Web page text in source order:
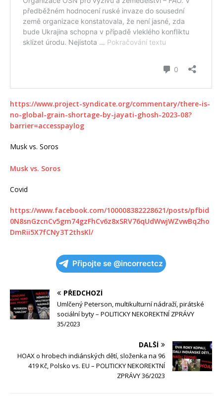
https://www.project-syndicate.org/commentary/there-is-
no-global-grain-shortage-by-jayati-ghosh-2023-08?
barrier=accesspaylog
Musk vs. Soros
Musk vs. Soros
Covid
https://www.facebook.com/100008382228621/posts/pfbid
0N8snGzcnCv5gm74gzFhCv6z8xSRV76qUdWwjWZvwBq2ho
DmRii5X7fCNy3T2thsKl/
Připojte se @incorrectcz
PŘEDCHOZÍ
Umlčený Peterson, multikulturní nádraží, pirátské
sociální byty – POLITICKY NEKOREKTNÍ ZPRÁVY
35/2023
DALŠÍ
HOAX o hrobech indiánských dětí, složenka na 96
419 Kč, Polsko vs. EU – POLITICKY NEKOREKTNÍ
ZPRÁVY 36/2023